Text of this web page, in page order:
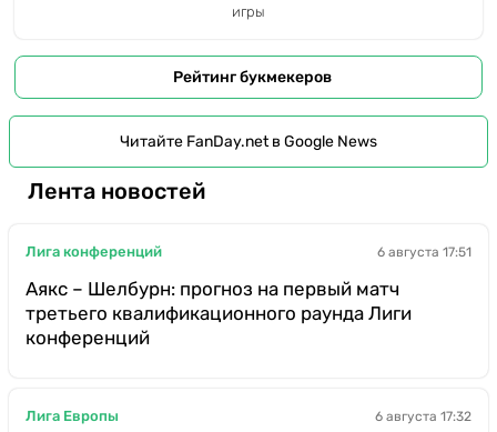
игры
Рейтинг букмекеров
Читайте FanDay.net в Google News
Лента новостей
Лига конференций 6 августа 17:51
Аякс – Шелбурн: прогноз на первый матч
третьего квалификационного раунда Лиги
конференций
Лига Европы 6 августа 17:32